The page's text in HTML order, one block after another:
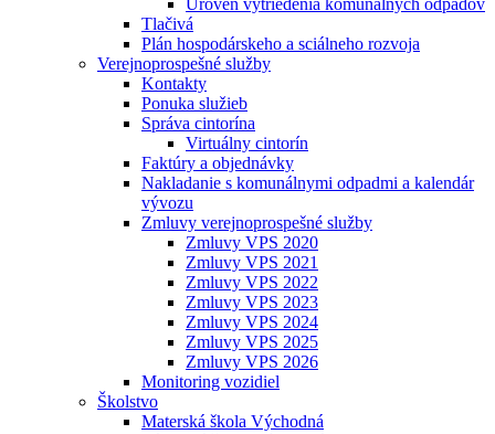
Úroveň vytriedenia komunálnych odpadov
Tlačivá
Plán hospodárskeho a sciálneho rozvoja
Verejnoprospešné služby
Kontakty
Ponuka služieb
Správa cintorína
Virtuálny cintorín
Faktúry a objednávky
Nakladanie s komunálnymi odpadmi a kalendár
vývozu
Zmluvy verejnoprospešné služby
Zmluvy VPS 2020
Zmluvy VPS 2021
Zmluvy VPS 2022
Zmluvy VPS 2023
Zmluvy VPS 2024
Zmluvy VPS 2025
Zmluvy VPS 2026
Monitoring vozidiel
Školstvo
Materská škola Východná